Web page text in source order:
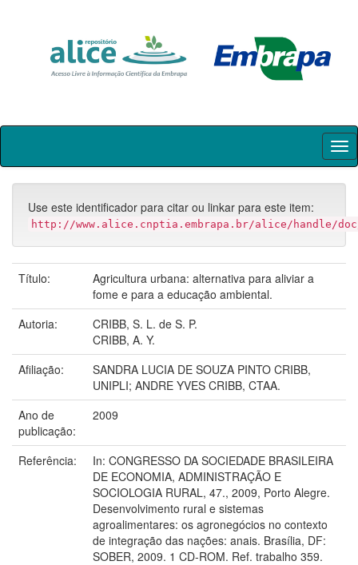
Skip
Use este identificador para citar ou linkar para este item:
http://www.alice.cnptia.embrapa.br/alice/handle/
Título:
Agricultura urbana: alternativa para aliviar a
fome e para a educação ambiental.
Autoria:
CRIBB, S. L. de S. P.
CRIBB, A. Y.
Afiliação:
SANDRA LUCIA DE SOUZA PINTO CRIBB,
UNIPLI; ANDRE YVES CRIBB, CTAA.
Ano de
publicação:
2009
Referência:
In: CONGRESSO DA SOCIEDADE BRASILEIRA
DE ECONOMIA, ADMINISTRAÇÃO E
SOCIOLOGIA RURAL, 47., 2009, Porto Alegre.
Desenvolvimento rural e sistemas
agroalimentares: os agronegócios no contexto
de integração das nações: anais. Brasília, DF:
SOBER, 2009. 1 CD-ROM. Ref. trabalho 359.